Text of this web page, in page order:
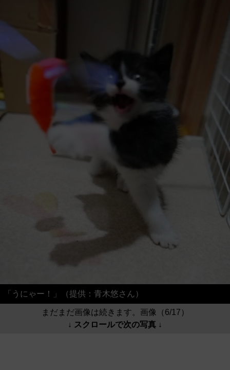
「うにゃー！」（提供：青木悠さん）
まだまだ画像は続きます。画像（6/17）
↓ スクロールで次の写真 ↓